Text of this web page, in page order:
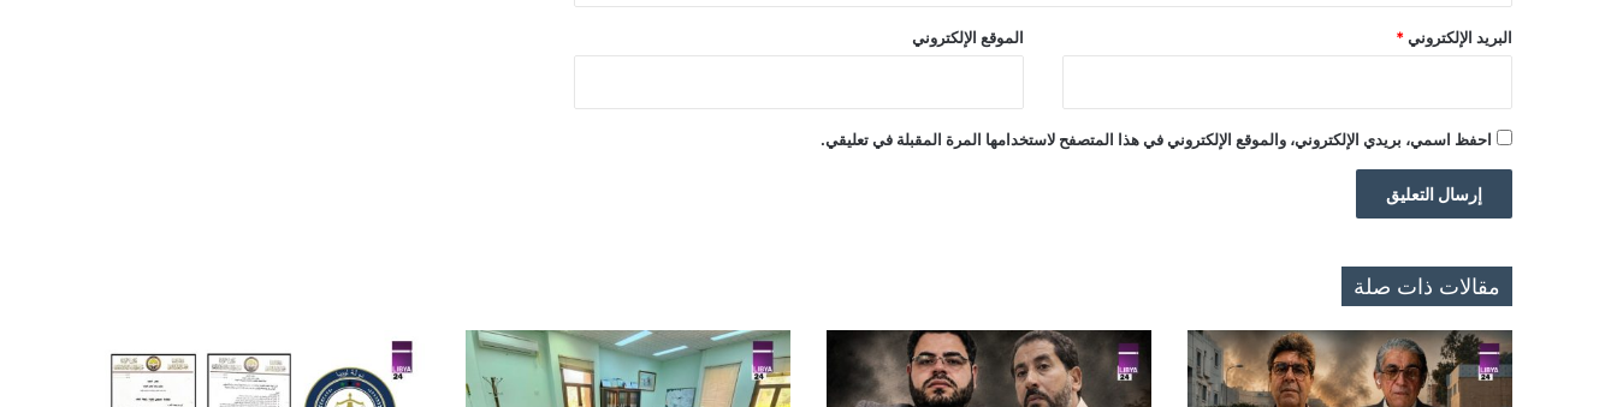
البريد الإلكتروني * الموقع الإلكتروني
احفظ اسمي، بريدي الإلكتروني، والموقع الإلكتروني في هذا المتصفح لاستخدامها المرة المقبلة في تعليقي.
مقالات ذات صلة